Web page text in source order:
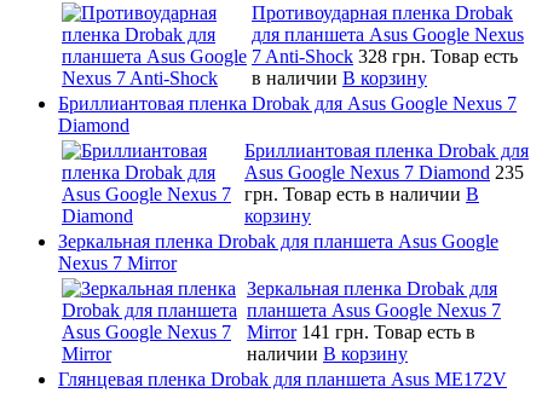
Противоударная пленка Drobak
для планшета Asus Google Nexus
7 Anti-Shock 328 грн. Товар есть
в наличии В корзину
Бриллиантовая пленка Drobak для Asus Google Nexus 7
Diamond
Бриллиантовая пленка Drobak для
Asus Google Nexus 7 Diamond 235
грн. Товар есть в наличии В
корзину
Зеркальная пленка Drobak для планшета Asus Google
Nexus 7 Mirror
Зеркальная пленка Drobak для
планшета Asus Google Nexus 7
Mirror 141 грн. Товар есть в
наличии В корзину
Глянцевая пленка Drobak для планшета Asus ME172V